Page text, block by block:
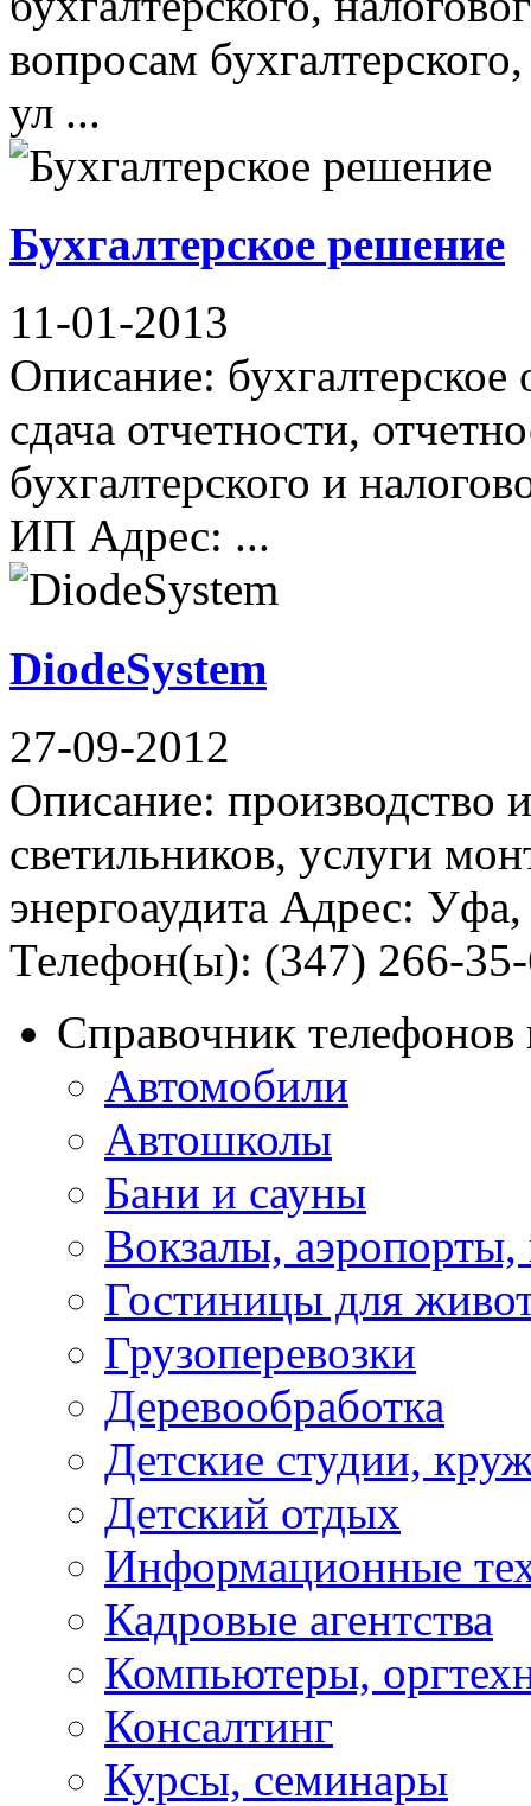
вопросам
ул ...
Бухгалтерское решение
11-01-2013
Описание: бухгалтерское
сдача отчетности,
бухгалтерского и
ИП Адрес: ...
DiodeSystem
27-09-2012
Описание: производство
светильников, услуги
энергоаудита Адрес:
Телефон(ы): (347) 266-
Справочник
Автомобили
Автошколы
Бани и сауны
Вокзалы,
Гостиницы для
Грузоперевозки
Деревообработка
Детские студии,
Детский отдых
Информационные
Кадровые агентства
Компьютеры,
Консалтинг
Курсы, семинары